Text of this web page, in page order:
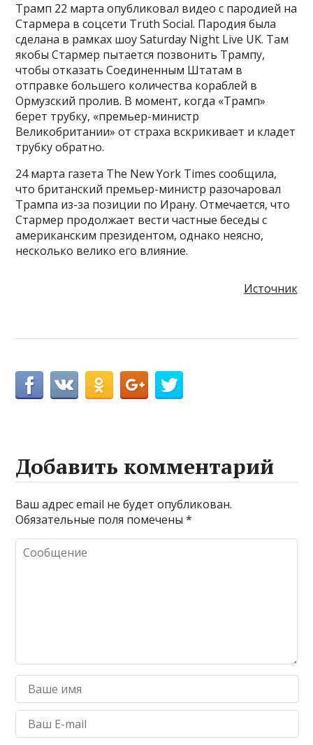
Трамп 22 марта опубликовал видео с пародией на
Стармера в соцсети Truth Social. Пародия была
сделана в рамках шоу Saturday Night Live UK. Там
якобы Стармер пытается позвонить Трампу,
чтобы отказать Соединенным Штатам в
отправке большего количества кораблей в
Ормузский пролив. В момент, когда «Трамп»
берет трубку, «премьер-министр
Великобритании» от страха вскрикивает и кладет
трубку обратно.
24 марта газета The New York Times сообщила,
что британский премьер-министр разочаровал
Трампа из-за позиции по Ирану. Отмечается, что
Стармер продолжает вести частные беседы с
американским президентом, однако неясно,
несколько велико его влияние.
Источник
Добавить комментарий
Ваш адрес email не будет опубликован.
Обязательные поля помечены*